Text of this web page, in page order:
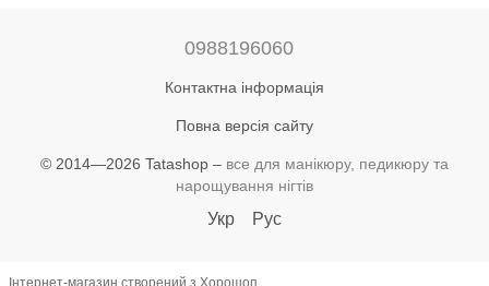
0988196060
Контактна інформація
Повна версія сайту
© 2014—2026 Tatashop – все для манікюру, педикюру та
нарощування нігтів
Укр Рус
Інтернет-магазин створений з Хорошоп